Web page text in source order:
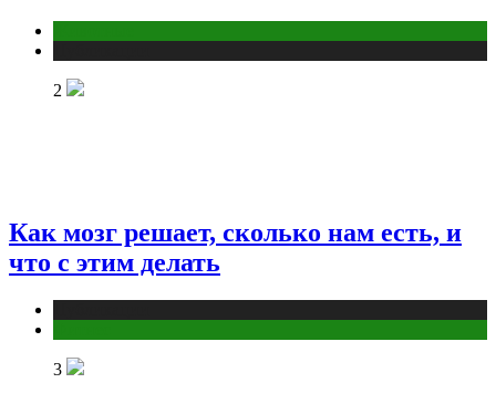
2
Как мозг решает, сколько нам есть, и
что с этим делать
3